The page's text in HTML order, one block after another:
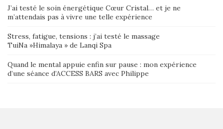
J’ai testé le soin énergétique Cœur Cristal… et je ne
m’attendais pas à vivre une telle expérience
Stress, fatigue, tensions : j’ai testé le massage
TuiNa »Himalaya » de Lanqi Spa
Quand le mental appuie enfin sur pause : mon expérience
d’une séance d’ACCESS BARS avec Philippe